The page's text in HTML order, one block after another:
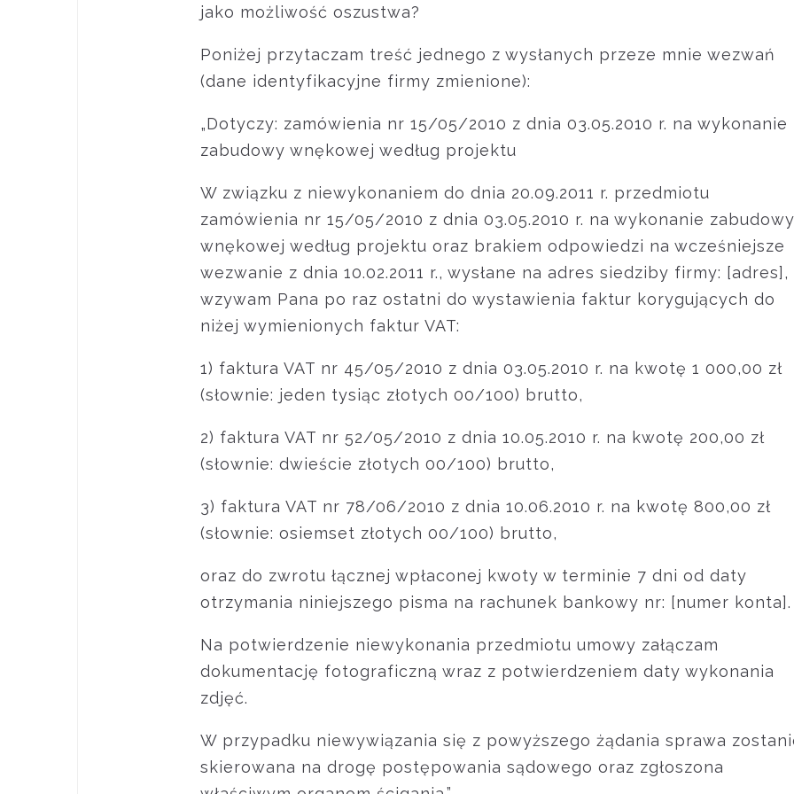
jako możliwość oszustwa?
Poniżej przytaczam treść jednego z wysłanych przeze mnie wezwań
(dane identyfikacyjne firmy zmienione):
„Dotyczy: zamówienia nr 15/05/2010 z dnia 03.05.2010 r. na wykonanie
zabudowy wnękowej według projektu
W związku z niewykonaniem do dnia 20.09.2011 r. przedmiotu
zamówienia nr 15/05/2010 z dnia 03.05.2010 r. na wykonanie zabudowy
wnękowej według projektu oraz brakiem odpowiedzi na wcześniejsze
wezwanie z dnia 10.02.2011 r., wysłane na adres siedziby firmy: [adres],
wzywam Pana po raz ostatni do wystawienia faktur korygujących do
niżej wymienionych faktur VAT:
1) faktura VAT nr 45/05/2010 z dnia 03.05.2010 r. na kwotę 1 000,00 zł
(słownie: jeden tysiąc złotych 00/100) brutto,
2) faktura VAT nr 52/05/2010 z dnia 10.05.2010 r. na kwotę 200,00 zł
(słownie: dwieście złotych 00/100) brutto,
3) faktura VAT nr 78/06/2010 z dnia 10.06.2010 r. na kwotę 800,00 zł
(słownie: osiemset złotych 00/100) brutto,
oraz do zwrotu łącznej wpłaconej kwoty w terminie 7 dni od daty
otrzymania niniejszego pisma na rachunek bankowy nr: [numer konta].
Na potwierdzenie niewykonania przedmiotu umowy załączam
dokumentację fotograficzną wraz z potwierdzeniem daty wykonania
zdjęć.
W przypadku niewywiązania się z powyższego żądania sprawa
skierowana na drogę postępowania sądowego oraz zgłoszona